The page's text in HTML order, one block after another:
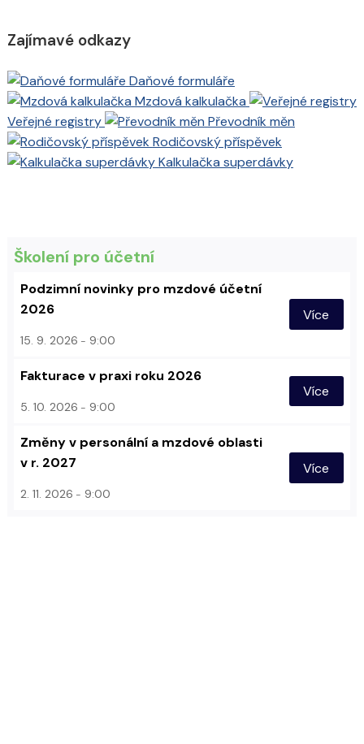
Zajímavé odkazy
Daňové formuláře
Mzdová kalkulačka
Veřejné registry
Převodník měn
Rodičovský příspěvek
Kalkulačka superdávky
Školení pro účetní
Podzimní novinky pro mzdové účetní
2026
15. 9. 2026 9:00
Více
Fakturace v praxi roku 2026
5. 10. 2026 9:00
Více
Změny v personální a mzdové oblasti
v r. 2027
2. 11. 2026 9:00
Více